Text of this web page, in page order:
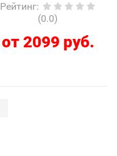
Рейтинг:
(0.0)
от 2099 руб.